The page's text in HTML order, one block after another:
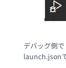
デバッグ側
launch.json